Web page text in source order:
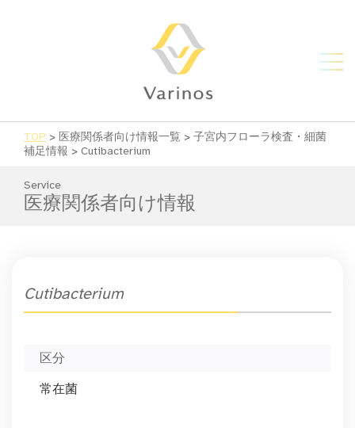
TOP > 医療関係者向け情報一覧 > 子宮内フローラ検査・細菌
補足情報 > Cutibacterium
Service
医療関係者向け情報
Cutibacterium
区分
常在菌